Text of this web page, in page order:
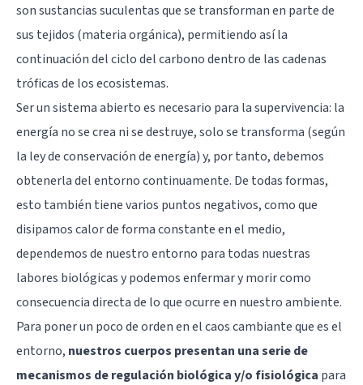
son sustancias suculentas que se transforman en parte de
sus tejidos (materia orgánica), permitiendo así la
continuación del ciclo del carbono dentro de las cadenas
tróficas de los ecosistemas.
Ser un sistema abierto es necesario para la supervivencia: la
energía no se crea ni se destruye, solo se transforma (según
la ley de conservación de energía) y, por tanto, debemos
obtenerla del entorno continuamente. De todas formas,
esto también tiene varios puntos negativos, como que
disipamos calor de forma constante en el medio,
dependemos de nuestro entorno para todas nuestras
labores biológicas y podemos enfermar y morir como
consecuencia directa de lo que ocurre en nuestro ambiente.
Para poner un poco de orden en el caos cambiante que es el
entorno, nuestros cuerpos presentan una serie de
mecanismos de regulación biológica y/o fisiológica para